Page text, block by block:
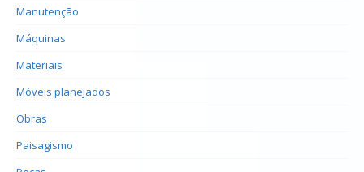
Manutenção
Máquinas
Materiais
Móveis planejados
Obras
Paisagismo